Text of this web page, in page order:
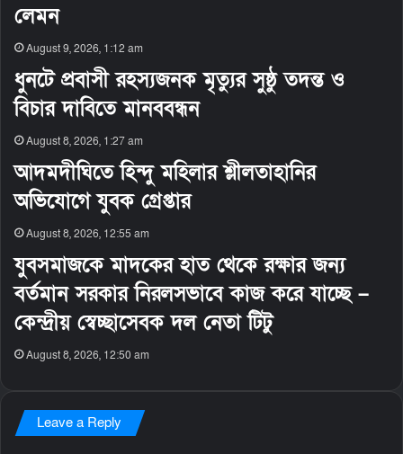
লেমন
August 9, 2026, 1:12 am
ধুনটে প্রবাসী রহস্যজনক মৃত্যুর সুষ্ঠু তদন্ত ও
বিচার দাবিতে মানববন্ধন
August 8, 2026, 1:27 am
আদমদীঘিতে হিন্দু মহিলার শ্লীলতাহানির
অভিযোগে যুবক গ্রেপ্তার
August 8, 2026, 12:55 am
যুবসমাজকে মাদকের হাত থেকে রক্ষার জন্য
বর্তমান সরকার নিরলসভাবে কাজ করে যাচ্ছে –
কেন্দ্রীয় স্বেচ্ছাসেবক দল নেতা টিটু
August 8, 2026, 12:50 am
Leave a Reply